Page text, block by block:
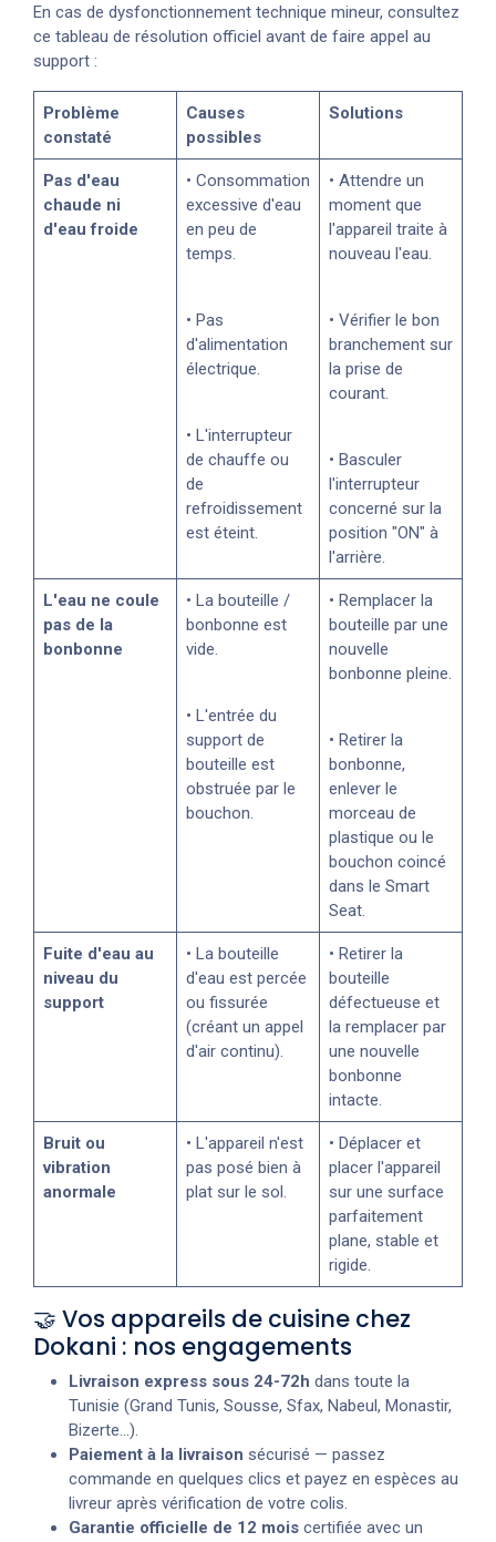
En cas de dysfonctionnement technique mineur, consultez
ce tableau de résolution officiel avant de faire appel au
support :
Problème
constaté
Causes
possibles
Solutions
Pas d'eau
chaude ni
d'eau froide
• Consommation
excessive d'eau
en peu de
temps.
• Pas
d'alimentation
électrique.
• L'interrupteur
de chauffe ou
de
refroidissement
est éteint.
• Attendre un
moment que
l'appareil traite à
nouveau l'eau.
• Vérifier le bon
branchement sur
la prise de
courant.
• Basculer
l'interrupteur
concerné sur la
position "ON" à
l'arrière.
L'eau ne coule
pas de la
bonbonne
• La bouteille /
bonbonne est
vide.
• L'entrée du
support de
bouteille est
obstruée par le
bouchon.
• Remplacer la
bouteille par une
nouvelle
bonbonne pleine.
• Retirer la
bonbonne,
enlever le
morceau de
plastique ou le
bouchon coincé
dans le Smart
Seat.
Fuite d'eau au
niveau du
support
• La bouteille
d'eau est percée
ou fissurée
(créant un appel
d'air continu).
• Retirer la
bouteille
défectueuse et
la remplacer par
une nouvelle
bonbonne
intacte.
Bruit ou
vibration
anormale
• L'appareil n'est
pas posé bien à
plat sur le sol.
• Déplacer et
placer l'appareil
sur une surface
parfaitement
plane, stable et
rigide.
🤝 Vos appareils de cuisine chez
Dokani : nos engagements
Livraison express sous 24-72h dans toute la
Tunisie (Grand Tunis, Sousse, Sfax, Nabeul, Monastir,
Bizerte...).
Paiement à la livraison sécurisé — passez
commande en quelques clics et payez en espèces au
livreur après vérification de votre colis.
Garantie officielle de 12 mois certifiée avec un